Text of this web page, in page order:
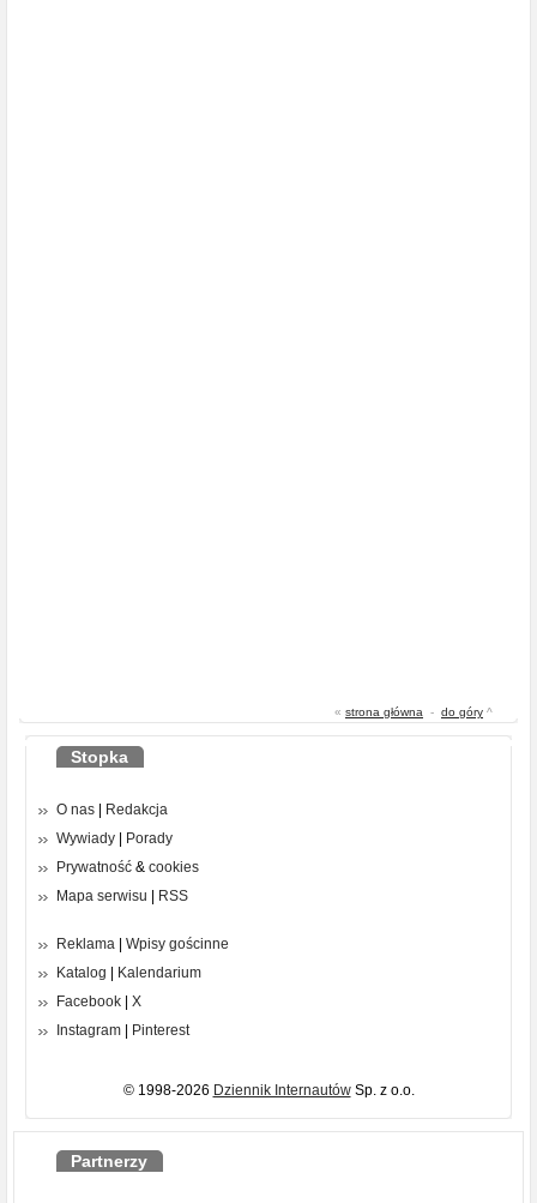
« strona główna - do góry ^
Stopka
O nas
Redakcja
Wywiady
Porady
Prywatność & cookies
Mapa serwisu
RSS
Reklama
Wpisy gościnne
Katalog
Kalendarium
Facebook
X
Instagram
Pinterest
© 1998-2026 Dziennik InternautówSp. z o.o.
Partnerzy